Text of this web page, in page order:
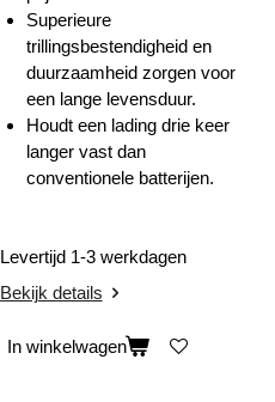
Superieure
trillingsbestendigheid en
duurzaamheid zorgen voor
een lange levensduur.
Houdt een lading drie keer
langer vast dan
conventionele batterijen.
Levertijd 1-3 werkdagen
Bekijk details
In winkelwagen